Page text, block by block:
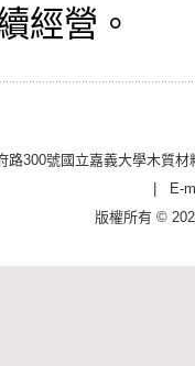
經營。
路300號國立嘉義大學木質
| E-
版權所有 ©